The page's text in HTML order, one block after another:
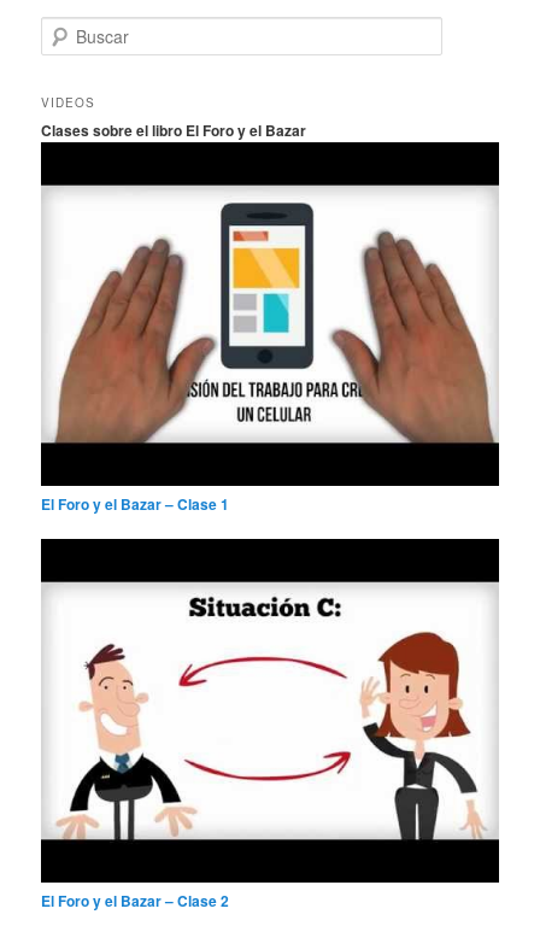
u
c
r
VIDEOS
Clases sobre el libro El Foro y el Bazar
El Foro y el Bazar – Clase 1
El Foro y el Bazar – Clase 2